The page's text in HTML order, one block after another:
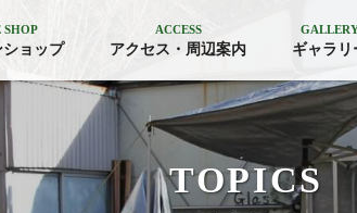
SHOP
ョップ
ACCESS
アクセス・周辺案内 ギャラリ
TOPICS